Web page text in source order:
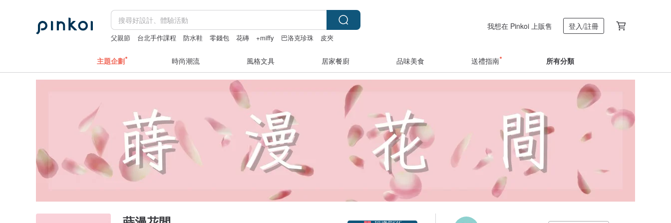
父親節 台北手作課程 防水鞋 零錢包 花磚 +miffy 巴洛克珍珠 皮夾
我想在 Pinkoi 上販售 登入/註冊
主題企劃 時尚潮流 風格文具 居家餐廚 品味美食 送禮指南 所有分類